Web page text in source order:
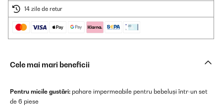
14 zile de retur
Cele mai mari beneficii
Pentru micile gustări: pahare impermeabile pentru bebeluși într-un set
de 6 piese